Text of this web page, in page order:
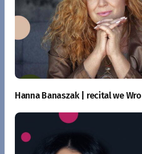
Hanna Banaszak | recital we